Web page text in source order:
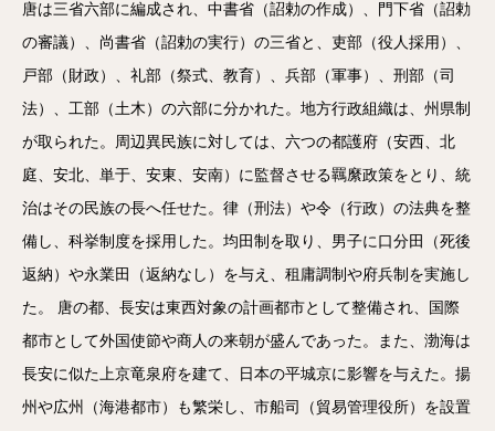
唐は三省六部に編成され、中書省（詔勅の作成）、門下省（詔勅
の審議）、尚書省（詔勅の実行）の三省と、吏部（役人採用）、
戸部（財政）、礼部（祭式、教育）、兵部（軍事）、刑部（司
法）、工部（土木）の六部に分かれた。地方行政組織は、州県制
が取られた。周辺異民族に対しては、六つの都護府（安西、北
庭、安北、単于、安東、安南）に監督させる羈縻政策をとり、統
治はその民族の長へ任せた。律（刑法）や令（行政）の法典を整
備し、科挙制度を採用した。均田制を取り、男子に口分田（死後
返納）や永業田（返納なし）を与え、租庸調制や府兵制を実施し
た。 唐の都、長安は東西対象の計画都市として整備され、国際
都市として外国使節や商人の来朝が盛んであった。また、渤海は
長安に似た上京竜泉府を建て、日本の平城京に影響を与えた。揚
州や広州（海港都市）も繁栄し、市船司（貿易管理役所）を設置